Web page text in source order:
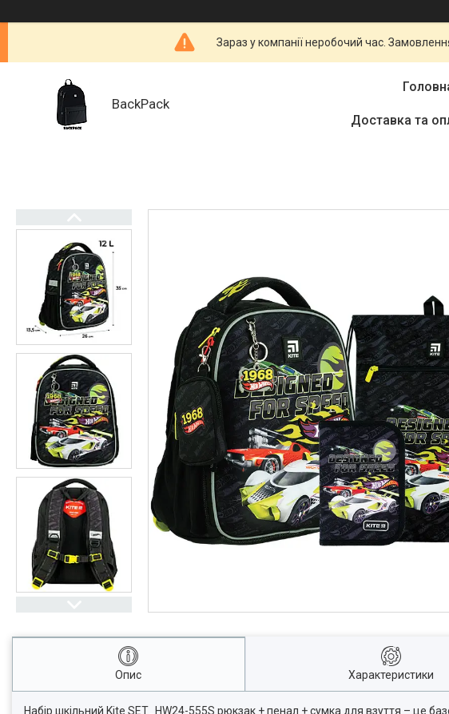
Зараз у компанії неробочий час.
BackPack
Доставка та
Опис Характеристики
Набір шкільний Kite SET_HW24-555S рюкзак + пенал + сумка для взуття – це